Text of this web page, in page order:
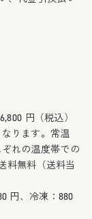
円（税込）
ります。常温
れの温度帯での
料無料（送料当
円、冷凍：880